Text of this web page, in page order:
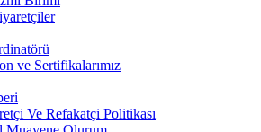
ve Sertifikalarımız
Ve Refakatçi Politikası